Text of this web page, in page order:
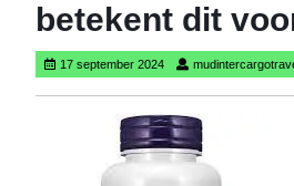
betekent dit
17 september 202417
september
2024